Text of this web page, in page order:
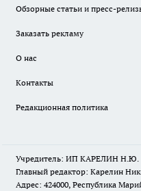
Обзорные статьи и пресс-
Заказать рекламу
О нас
Контакты
Редакционная политика
Учредитель: ИП КАРЕЛИН Н.Ю.
Главный редактор: Карелин
Адрес: 424000, Республика